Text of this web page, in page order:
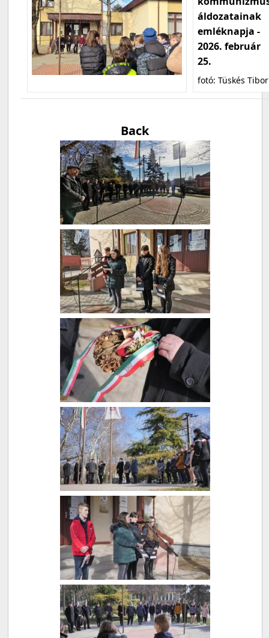
áldozatainak
emléknapja -
2026. február
25.
fotó: Tüskés Tibor
Back